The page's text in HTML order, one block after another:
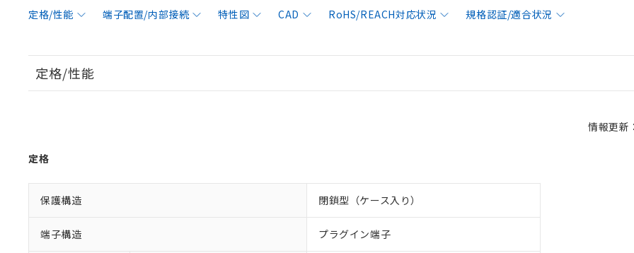
定格/性能 端子配置/内部接続 特性図 CAD RoHS/REACH対応状況 規格認証/適合状況
定格/性能
情報更新
定格
保護構造 閉鎖型（ケース入り）
端子構造 プラグイン端子